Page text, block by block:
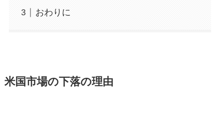
おわりに
米国市場の下落の理由